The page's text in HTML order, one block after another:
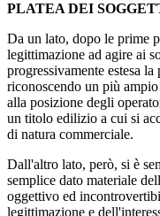
PLATEA DEI
Da un lato, dopo le prime
legittimazione ad agire ai
progressivamente estesa
riconoscendo un più
alla posizione degli
un titolo edilizio a cui si
di natura commerciale.
Dall'altro lato, però, si è
semplice dato materiale
oggettivo ed
legittimazione e